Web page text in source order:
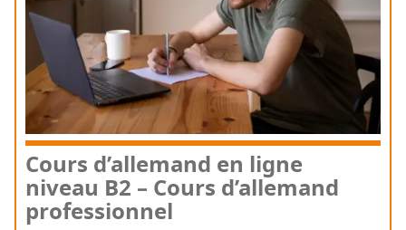
Cours d’al­le­mand en ligne
niveau B2 – Cours d’al­le­mand
professionnel